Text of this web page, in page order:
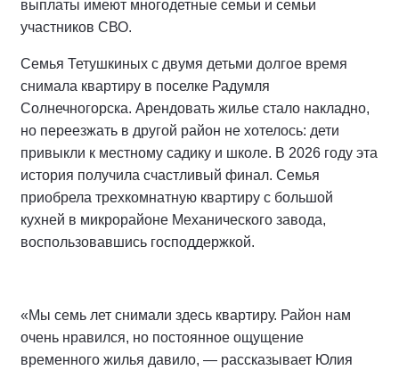
выплаты имеют многодетные семьи и семьи
участников СВО.
Семья Тетушкиных с двумя детьми долгое время
снимала квартиру в поселке Радумля
Солнечногорска. Арендовать жилье стало накладно,
но переезжать в другой район не хотелось: дети
привыкли к местному садику и школе. В 2026 году эта
история получила счастливый финал. Семья
приобрела трехкомнатную квартиру с большой
кухней в микрорайоне Механического завода,
воспользовавшись господдержкой.
«Мы семь лет снимали здесь квартиру. Район нам
очень нравился, но постоянное ощущение
временного жилья давило, — рассказывает Юлия